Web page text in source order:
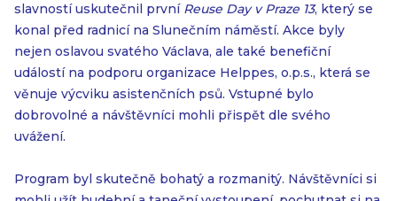
slavností uskutečnil první Reuse Day v Praze 13, který se
konal před radnicí na Slunečním náměstí. Akce byly
nejen oslavou svatého Václava, ale také benefiční
událostí na podporu organizace Helppes, o.p.s., která se
věnuje výcviku asistenčních psů. Vstupné bylo
dobrovolné a návštěvníci mohli přispět dle svého
uvážení.
Program byl skutečně bohatý a rozmanitý. Návštěvníci si